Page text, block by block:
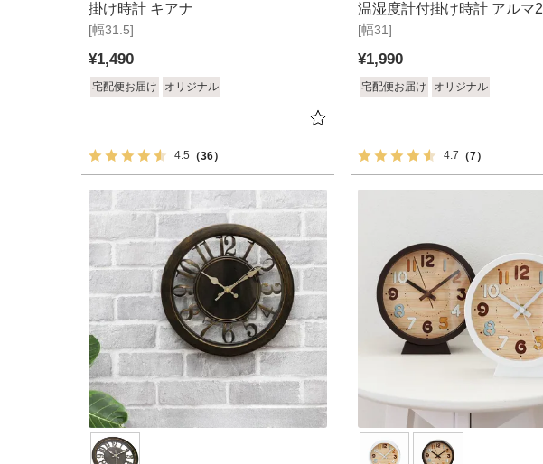
[幅31.5]
掛け時計 キアナ
¥1,490
宅配便お届け オリジナル
4.5 （36）
[幅31]
温湿度計付掛け時計 アルマ2
¥1,990
宅配便お届け オリジナル
4.7 （7）